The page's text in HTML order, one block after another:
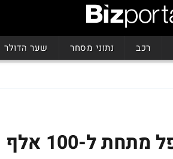
רכב נתוני מסחר שער הדולר
בזמן שהמדדים מזנקים - הביטקוין נופל מתחת ל-100 אלף